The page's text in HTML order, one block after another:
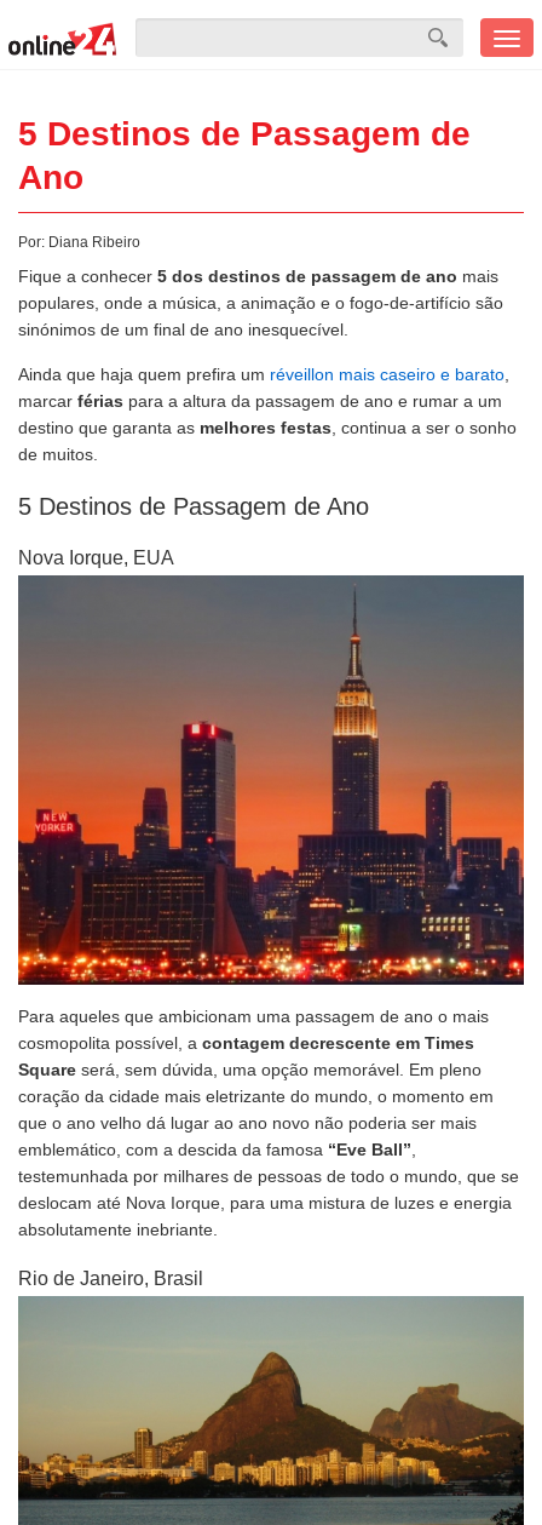
5 Destinos de Passagem de
Ano
Por: Diana Ribeiro
Fique a conhecer 5 dos destinos de passagem de ano mais
populares, onde a música, a animação e o fogo-de-artifício são
sinónimos de um final de ano inesquecível.
Ainda que haja quem prefira um réveillon mais caseiro e barato
marcar férias para a altura da passagem de ano e rumar a um
destino que garanta as melhores festas , continua a ser o sonho
de muitos.
5 Destinos de Passagem de Ano
Nova Iorque, EUA
Para aqueles que ambicionam uma passagem de ano o mais
cosmopolita possível, a contagem decrescente em Times
Square será, sem dúvida, uma opção memorável. Em pleno
coração da cidade mais eletrizante do mundo, o momento em
que o ano velho dá lugar ao ano novo não poderia ser mais
emblemático, com a descida da famosa “Eve Ball”
testemunhada por milhares de pessoas de todo o mundo, que se
deslocam até Nova Iorque, para uma mistura de luzes e energia
absolutamente inebriante.
Rio de Janeiro, Brasil